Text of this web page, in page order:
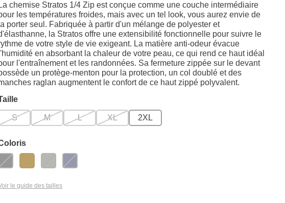
La chemise Stratos 1/4 Zip est conçue comme une couche intermédiaire
les températures froides, mais avec un tel look, vous aurez envie de
la porter seul. Fabriquée à partir d'un mélange de polyester et
la Stratos offre une extensibilité fonctionnelle pour suivre le
de votre style de vie exigeant. La matière anti-odeur évacue
l'humidité en absorbant la chaleur de votre peau, ce qui rend ce haut idéal
l'entraînement et les randonnées. Sa fermeture zippée sur le devant
un protège-menton pour la protection, un col doublé et des
raglan augmentent le confort de ce haut zippé polyvalent.
S M L XL 2XL
le guide des tailles